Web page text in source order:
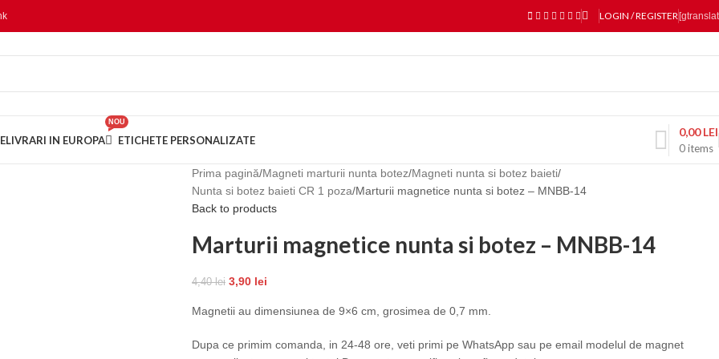
LOGIN / REGISTER
LIVRARI IN EUROPA ETICHETE PERSONALIZATE
NOU
0items
0,00LEI
Prima pagină Magneti marturii nunta botez Magneti nunta si botez baieti
Nunta si botez baieti CR 1 poza Marturii magnetice nunta si botez – MNBB-14
Back to products
Marturii magnetice nunta si botez – MNBB-14
4,40lei 3,90 lei
Magnetii au dimensiunea de 9×6 cm, grosimea de 0,7 mm.
Dupa ce primim comanda, in 24-48 ore, veti primi pe WhatsApp sau pe email modelul de magnet